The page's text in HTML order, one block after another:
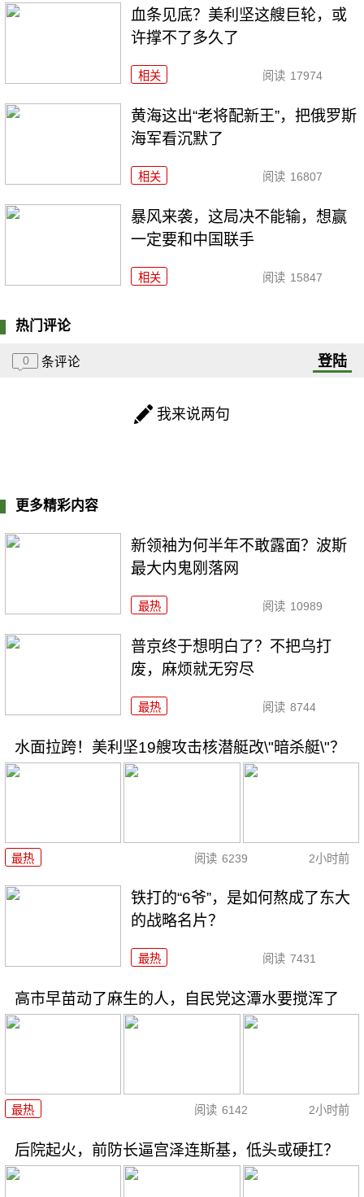
血条见底？美利坚这艘巨轮，或
许撑不了多久了
相关 阅读 17974
黄海这出“老将配新王”，把俄罗斯
海军看沉默了
相关 阅读 16807
暴风来袭，这局决不能输，想赢
一定要和中国联手
相关 阅读 15847
热门评论
0 条评论 登陆
我来说两句
更多精彩内容
新领袖为何半年不敢露面？波斯
最大内鬼刚落网
最热 阅读 10989
普京终于想明白了？不把乌打
废，麻烦就无穷尽
最热 阅读 8744
水面拉跨！美利坚19艘攻击核潜艇改\"暗杀艇\"？
最热 阅读 6239 2小时前
铁打的“6爷”，是如何熬成了东大
的战略名片？
最热 阅读 7431
高市早苗动了麻生的人，自民党这潭水要搅浑了
最热 阅读 6142 2小时前
后院起火，前防长逼宫泽连斯基，低头或硬扛？